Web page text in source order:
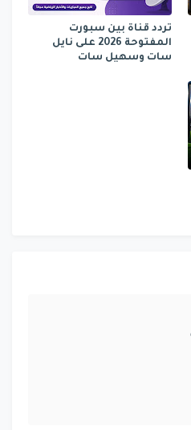
تردد قناة بين سبورت
المفتوحة 2026 على نايل
سات وسهيل سات